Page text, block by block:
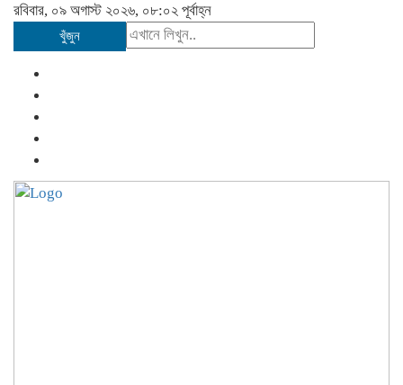
রবিবার, ০৯ অগাস্ট ২০২৬, ০৮:০২ পূর্বাহ্ন
খুঁজুন